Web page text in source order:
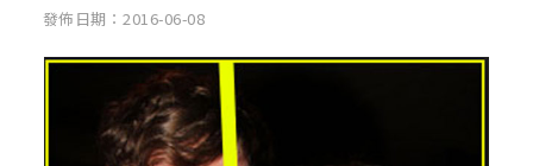
發佈日期：2016-06-08